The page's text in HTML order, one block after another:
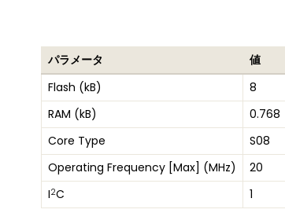
パラメータ
値
Flash (kB)
8
RAM (kB)
0.768
Core Type
S08
Operating Frequency [Max] (MHz)
20
I2C 1